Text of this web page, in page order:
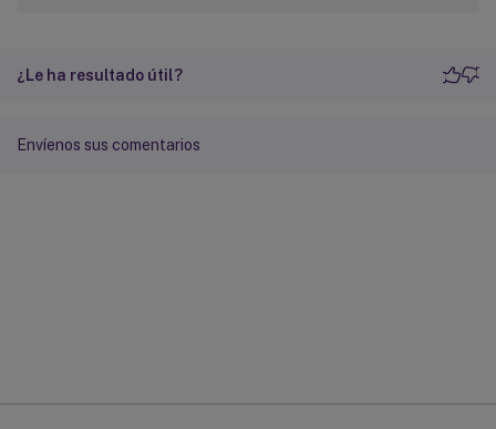
¿Le ha resultado útil?
Envíenos sus comentarios